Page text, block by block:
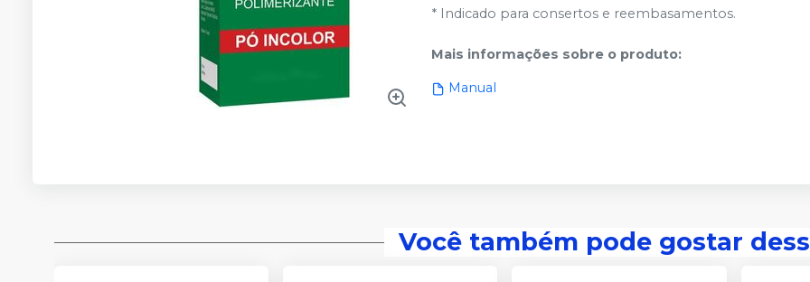
* Indicado para consertos e reembasamentos.
Mais informações sobre o produto:
Manual
Você também pode gostar